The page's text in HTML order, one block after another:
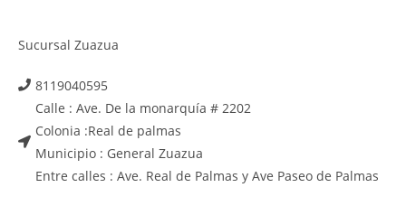
Sucursal Zuazua
8119040595
Calle : Ave. De la monarquía # 2202
Colonia :Real de palmas
Municipio : General Zuazua
Entre calles : Ave. Real de Palmas y Ave Paseo de Palmas